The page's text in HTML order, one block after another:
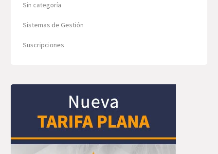
Sin categoría
Sistemas de Gestión
Suscripciones